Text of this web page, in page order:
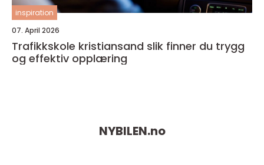
inspiration
07. April 2026
Trafikkskole kristiansand slik finner du trygg
og effektiv opplæring
NYBILEN.no